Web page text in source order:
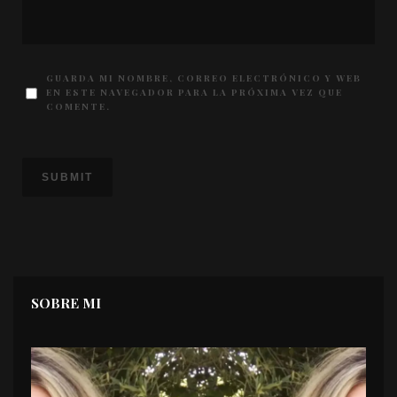
GUARDA MI NOMBRE, CORREO ELECTRÓNICO Y WEB
EN ESTE NAVEGADOR PARA LA PRÓXIMA VEZ QUE
COMENTE.
SOBRE MI